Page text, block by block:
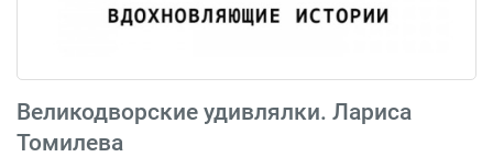
Великодворские удивлялки. Лариса
Томилева